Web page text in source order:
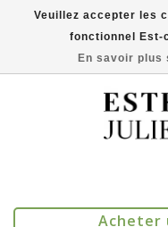
Acheter
Veuillez accepter les
fonctionnel Est-
En savoir plus